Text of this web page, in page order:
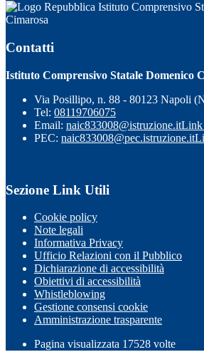
Istituto Comprensivo
Cimarosa
Contatti
Istituto Comprensivo Statale Domenico
Via Posillipo, n. 88 - 80123 Napoli
Tel: 08119706075
Email: naic833008@istruzione.itLink
PEC: naic833008@pec.istruzione.it
Sezione Link Utili
Cookie policy
Note legali
Informativa Privacy
Ufficio Relazioni con il Pubblico
Dichiarazione di accessibilità
Obiettivi di accessibilità
Whistleblowing
Gestione consensi cookie
Amministrazione trasparente
Pagina visualizzata 17528 volte